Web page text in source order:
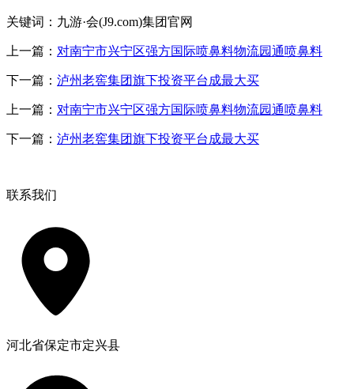
关键词：九游·会(J9.com)集团官网
上一篇： 对南宁市兴宁区强方国际喷鼻料物流园通喷鼻料
下一篇： 泸州老窖集团旗下投资平台成最大买
上一篇： 对南宁市兴宁区强方国际喷鼻料物流园通喷鼻料
下一篇： 泸州老窖集团旗下投资平台成最大买
联系我们
河北省保定市定兴县